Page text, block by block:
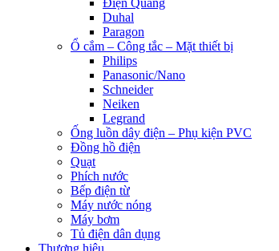
Điện Quang
Duhal
Paragon
Ổ cắm – Công tắc – Mặt thiết bị
Philips
Panasonic/Nano
Schneider
Neiken
Legrand
Ống luồn dây điện – Phụ kiện PVC
Đồng hồ điện
Quạt
Phích nước
Bếp điện từ
Máy nước nóng
Máy bơm
Tủ điện dân dụng
Thương hiệu